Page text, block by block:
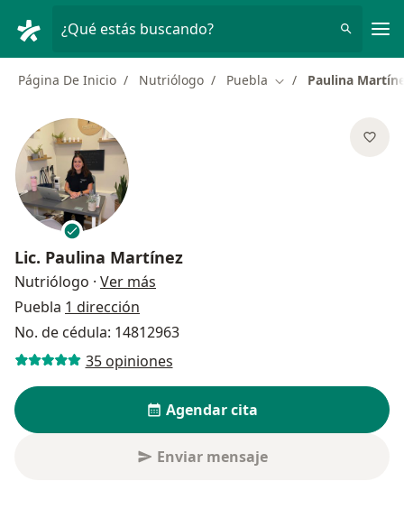
¿Qué estás buscando?
Página De Inicio Nutriólogo Puebla Cambiar de ciudad
Paulina
Lic. Paulina Martínez
Nutriólogo · Ver más
Puebla 1 dirección
No. de cédula: 14812963
35 opiniones
Agendar cita
Enviar mensaje